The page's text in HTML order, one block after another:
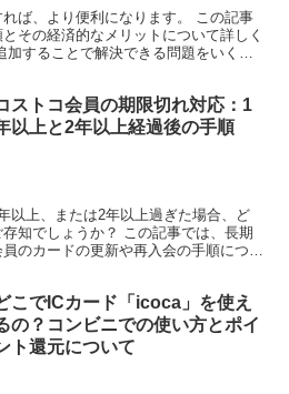
ば、より便利になります。 この記事
その経済的なメリットについて詳しく
することで解決できる問題をいくつ
ストコ会員の期限切れ対応：1
以上と2年以上経過後の手順
以上、または2年以上過ぎた場合、ど
知でしょうか？ この記事では、長期
のカードの更新や再入会の手順につい
こでICカード「icoca」を使え
の？コンビニでの使い方とポイ
ト還元について